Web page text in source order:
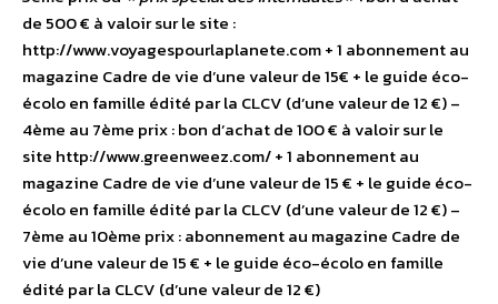
de 500 € à valoir sur le site :
http://www.voyagespourlaplanete.com + 1 abonnement au
magazine Cadre de vie d’une valeur de 15€ + le guide éco-
écolo en famille édité par la CLCV (d’une valeur de 12 €) –
4ème au 7ème prix : bon d’achat de 100 € à valoir sur le
site http://www.greenweez.com/ + 1 abonnement au
magazine Cadre de vie d’une valeur de 15 € + le guide éco-
écolo en famille édité par la CLCV (d’une valeur de 12 €) –
7ème au 10ème prix : abonnement au magazine Cadre de
vie d’une valeur de 15 € + le guide éco-écolo en famille
édité par la CLCV (d’une valeur de 12 €)